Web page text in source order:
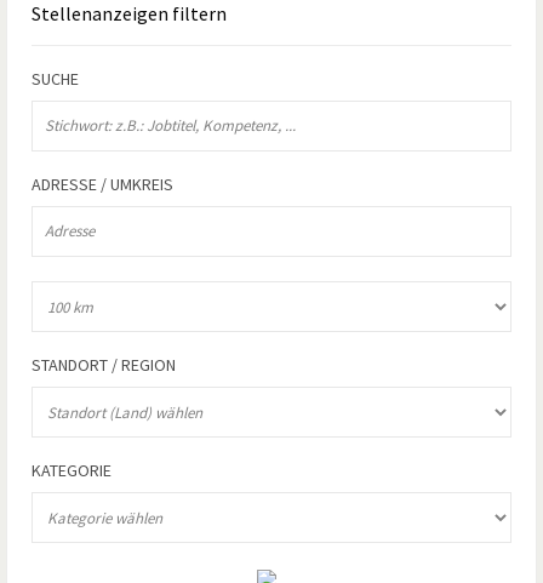
Stellenanzeigen filtern
SUCHE
ADRESSE / UMKREIS
STANDORT / REGION
KATEGORIE